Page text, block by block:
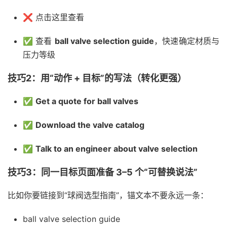
❌ 点击这里查看
✅ 查看 ball valve selection guide，快速确定材质与
压力等级
技巧2：用“动作 + 目标”的写法（转化更强）
✅ Get a quote for ball valves
✅ Download the valve catalog
✅ Talk to an engineer about valve selection
技巧3：同一目标页面准备 3–5 个“可替换说法”
比如你要链接到“球阀选型指南”，锚文本不要永远一条：
ball valve selection guide